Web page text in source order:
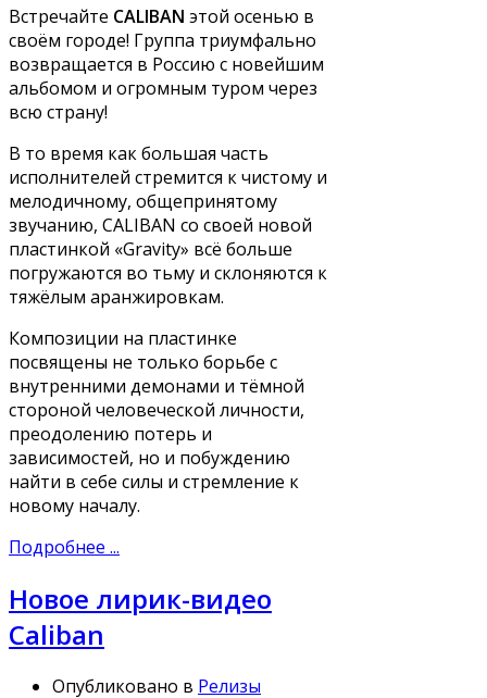
Встречайте CALIBAN этой осенью в
своём городе! Группа триумфально
возвращается в Россию с новейшим
альбомом и огромным туром через
всю страну!
В то время как большая часть
исполнителей стремится к чистому и
мелодичному, общепринятому
звучанию, CALIBAN со своей новой
пластинкой «Gravity» всё больше
погружаются во тьму и склоняются к
тяжёлым аранжировкам.
Композиции на пластинке
посвящены не только борьбе с
внутренними демонами и тёмной
стороной человеческой личности,
преодолению потерь и
зависимостей, но и побуждению
найти в себе силы и стремление к
новому началу.
Подробнее ...
Новое лирик-видео
Caliban
Опубликовано в Релизы